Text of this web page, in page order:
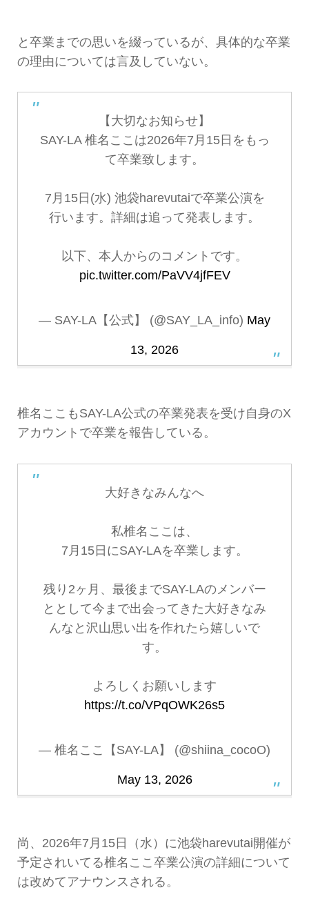
と卒業までの思いを綴っているが、具体的な卒業
の理由については言及していない。
【大切なお知らせ】
SAY-LA 椎名ここは2026年7月15日をもっ
て卒業致します。
7月15日(水) 池袋harevutaiで卒業公演を
行います。詳細は追って発表します。
以下、本人からのコメントです。
pic.twitter.com/PaVV4jfFEV
— SAY-LA【公式】 (@SAY_LA_info) May
13, 2026
椎名ここもSAY-LA公式の卒業発表を受け自身のX
アカウントで卒業を報告している。
大好きなみんなへ
私椎名ここは、
7月15日にSAY-LAを卒業します。
残り2ヶ月、最後までSAY-LAのメンバー
ととして今まで出会ってきた大好きなみ
んなと沢山思い出を作れたら嬉しいで
す。
よろしくお願いします
https://t.co/VPqOWK26s5
— 椎名ここ【SAY-LA】 (@shiina_cocoO)
May 13, 2026
尚、2026年7月15日（水）に池袋harevutai開催が
予定されいてる椎名ここ卒業公演の詳細について
は改めてアナウンスされる。